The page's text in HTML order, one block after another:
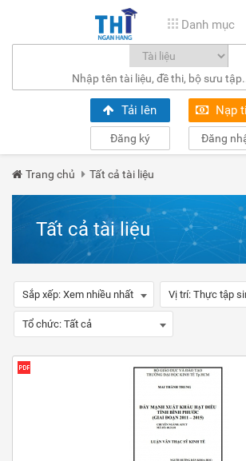
Danh mục
Tải lên Nạp
Đăng ký Đăng
Trang chủ Tất cả tài liệu
Tất cả tài liệu
Sắp xếp: Xem nhiều nhất Vị trí: Thực tập
Tổ chức: Tất cả